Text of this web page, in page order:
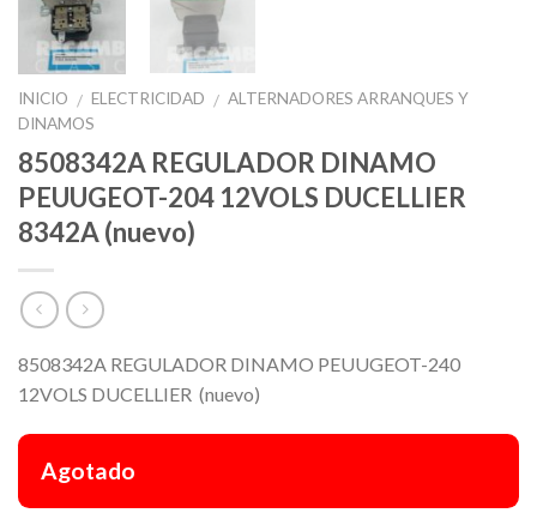
INICIO / ELECTRICIDAD / ALTERNADORES ARRANQUES Y
DINAMOS
8508342A REGULADOR DINAMO
PEUUGEOT-204 12VOLS DUCELLIER
8342A (nuevo)
8508342A REGULADOR DINAMO PEUUGEOT-240
12VOLS DUCELLIER (nuevo)
Agotado